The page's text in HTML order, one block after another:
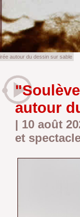
autour
| 10 août
et
autour du dessin sur sable